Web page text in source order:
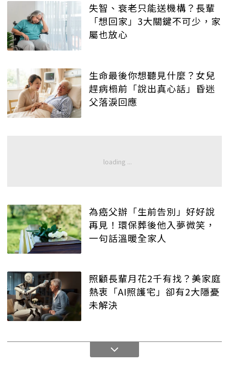
失智、衰老只能送機構？長輩
「想回家」3大關鍵不可少，家
屬也放心
生命最後你想聽見什麼？女兒
趕病榻前「說出真心話」昏迷
父落淚回應
為癌父辦「生前告別」好好說
再見！環保葬後他入夢微笑，
一句話溫暖全家人
照顧長輩月花2千有找？美家庭
熱衷「AI照護宅」卻有2大隱憂
未解決